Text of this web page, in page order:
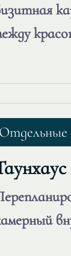
Отдельные